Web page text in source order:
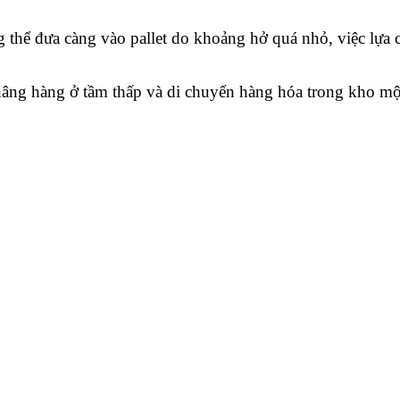
đưa càng vào pallet do khoảng hở quá nhỏ, việc
hàng ở tầm thấp và di chuyển hàng hóa trong kho